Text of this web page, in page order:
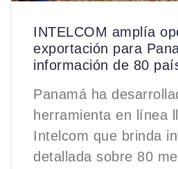
INTELCOM amplía
exportación para
información de 80
Panamá ha
herramienta en línea
Intelcom que brinda
detallada sobre 80